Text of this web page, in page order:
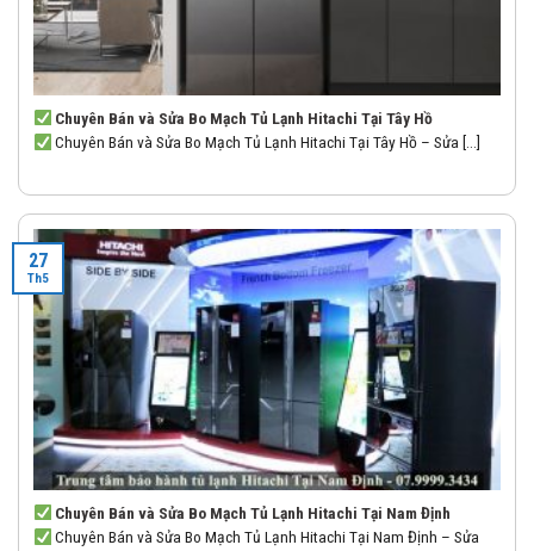
Chuyên Bán và Sửa Bo Mạch Tủ Lạnh Hitachi Tại Tây Hồ
Chuyên Bán và Sửa Bo Mạch Tủ Lạnh Hitachi Tại Tây Hồ – Sửa [...]
Chuyên Bán và Sửa Bo Mạch Tủ Lạnh Hitachi Tại Nam Định
Chuyên Bán và Sửa Bo Mạch Tủ Lạnh Hitachi Tại Nam Định – Sửa
27
Th5